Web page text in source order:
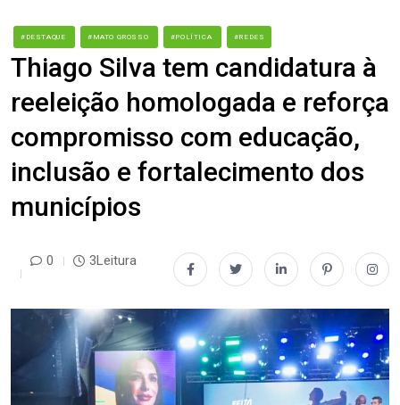
#DESTAQUE #MATO GROSSO #POLÍTICA #REDES
Thiago Silva tem candidatura à
reeleição homologada e reforça
compromisso com educação,
inclusão e fortalecimento dos
municípios
0 3Leitura